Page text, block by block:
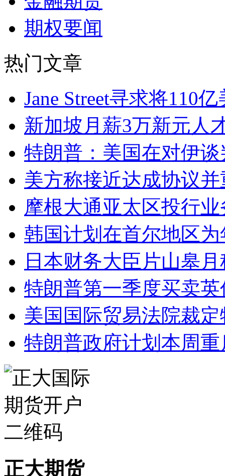
期权要闻
热门文章
Jane Street寻求将110
新加坡月薪3万新元人
特朗普：美国在对伊
美方称接近达成协议
摩根大通亚太区投行
韩国计划在首尔地区
日本财务大臣片山皋
特朗普第一季度买卖
美国国际贸易法院裁
特朗普政府计划本周
正大期货